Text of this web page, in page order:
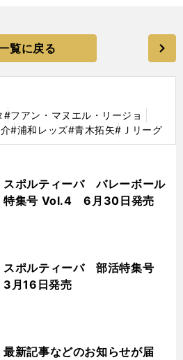
覧に戻る
#フアン・マヌエル・リージョ
#浦和レッズ#青木拓矢#Ｊリーグ
スポルティーバ バレーボール
特集号 Vol.4 6月30日発売
スポルティーバ 部活特集号
3月16日発売
最新記事などのお知らせが届